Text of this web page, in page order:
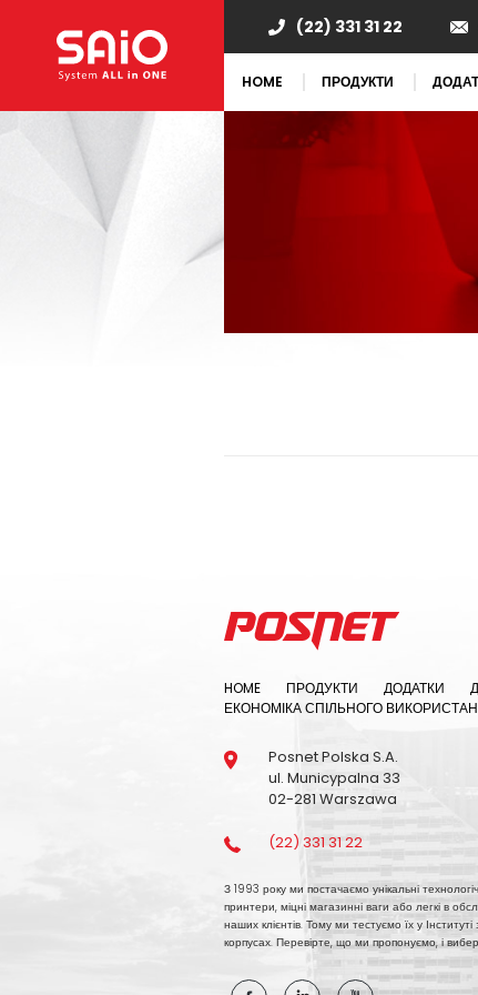
(22) 331 31 22
HOME ПРОДУКТИ
HOME ПРОДУКТИ ДОДАТКИ
ЕКОНОМІКА СПІЛЬНОГО
Posnet Polska S.A.
ul. Municypalna 33
02-281 Warszawa
(22) 331 31 22
З 1993 року ми постачаємо унікальні
принтери, міцні магазинні ваги або легкі в
наших клієнтів. Тому ми тестуємо їх у
корпусах. Перевірте, що ми пропонуємо, і